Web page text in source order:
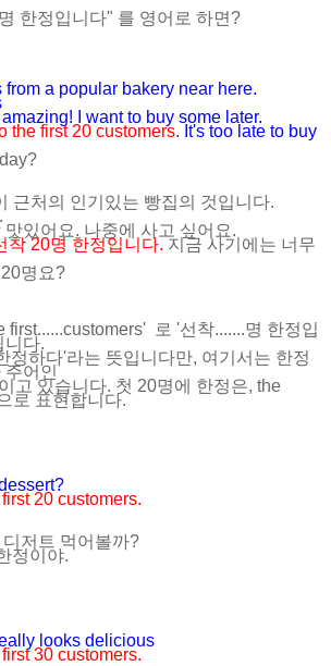
한정입니다" 를 영어로 하면?
a popular bakery near here.
I want to buy some later.
the first 20 customers. It's too late to buy
근처의 인기있는 빵집의 것입니다.
맛있어요. 나중에 사고 싶어요.
착 20명 한정입니다. 지금 사기에는 너무
명요?
first......customers' 로 '선착.......명 한정입
니다.
정하다'라는 뜻입니다만, 여기서는 한정
어인
고 있습니다. 첫 20명에 한정은, the
로 표현합니다.
20 customers.
저트 먹어볼까?
정이야.
looks delicious
30 customers.